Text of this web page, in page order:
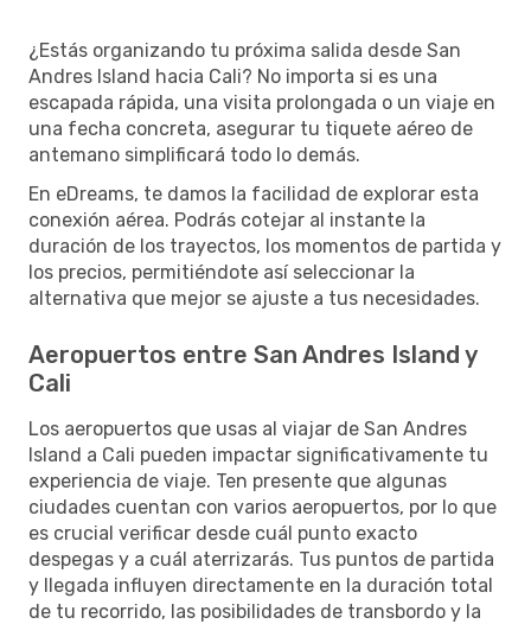
¿Estás organizando tu próxima salida desde San
Andres Island hacia Cali? No importa si es una
escapada rápida, una visita prolongada o un viaje en
una fecha concreta, asegurar tu tiquete aéreo de
antemano simplificará todo lo demás.
En eDreams, te damos la facilidad de explorar esta
conexión aérea. Podrás cotejar al instante la
duración de los trayectos, los momentos de partida y
los precios, permitiéndote así seleccionar la
alternativa que mejor se ajuste a tus necesidades.
Aeropuertos entre San Andres Island y
Cali
Los aeropuertos que usas al viajar de San Andres
Island a Cali pueden impactar significativamente tu
experiencia de viaje. Ten presente que algunas
ciudades cuentan con varios aeropuertos, por lo que
es crucial verificar desde cuál punto exacto
despegas y a cuál aterrizarás. Tus puntos de partida
y llegada influyen directamente en la duración total
de tu recorrido, las posibilidades de transbordo y la